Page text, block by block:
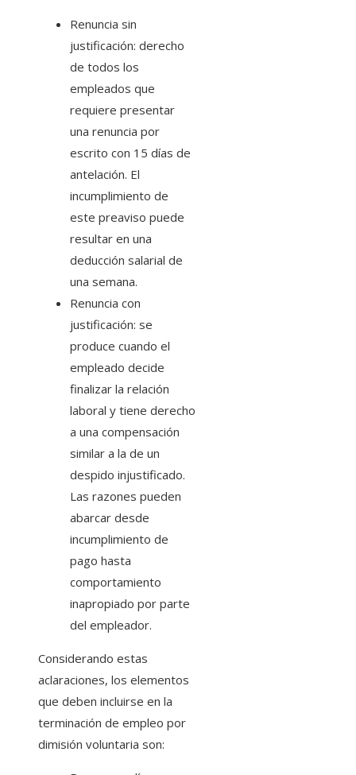
Renuncia sin
justificación: derecho
de todos los
empleados que
requiere presentar
una renuncia por
escrito con 15 días de
antelación. El
incumplimiento de
este preaviso puede
resultar en una
deducción salarial de
una semana.
Renuncia con
justificación: se
produce cuando el
empleado decide
finalizar la relación
laboral y tiene derecho
a una compensación
similar a la de un
despido injustificado.
Las razones pueden
abarcar desde
incumplimiento de
pago hasta
comportamiento
inapropiado por parte
del empleador.
Considerando estas
aclaraciones, los elementos
que deben incluirse en la
terminación de empleo por
dimisión voluntaria son: